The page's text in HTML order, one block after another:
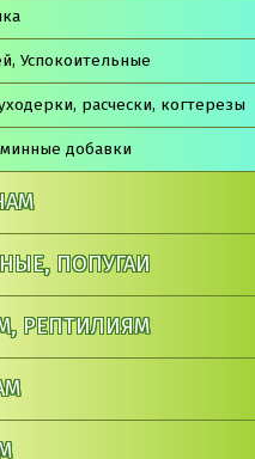
Успокоительные
расчески, когтерезы
добавки
ПОПУГАИ
РЕПТИЛИЯМ